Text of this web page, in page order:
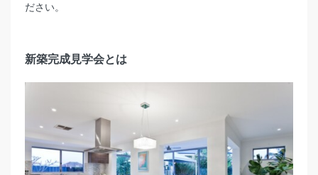
ださい。
新築完成見学会とは